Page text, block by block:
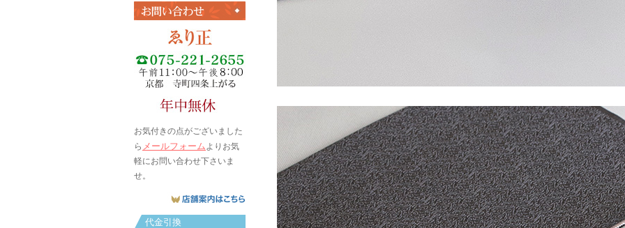
お気付きの点がございました
ら メールフォームよりお気
軽にお問い合わせ下さいま
せ。
代金引換